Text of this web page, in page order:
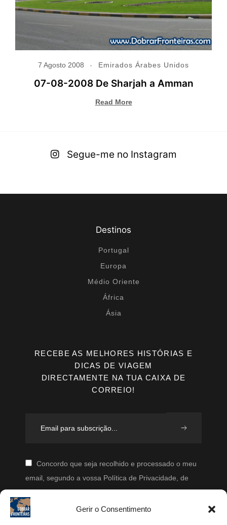
Gerir o Consentimento
7 Agosto 2008 Emirados Árabes Unidos
07-08-2008 De Sharjah a Amman
Read More
Segue-me no Instagram
Destinos
Portugal
Europa
Médio Oriente
África
Ásia
RECEBE AS MELHORES HISTÓRIAS E
DICAS DE VIAGEM
DIRECTAMENTE NA TUA CAIXA DE
CORREIO!
Concordo que seja recolhido e processado o meu
email, segundo a vossa Política de Privacidade, de
modo a que posteriormente possam enviar-me emails
periodicamente.